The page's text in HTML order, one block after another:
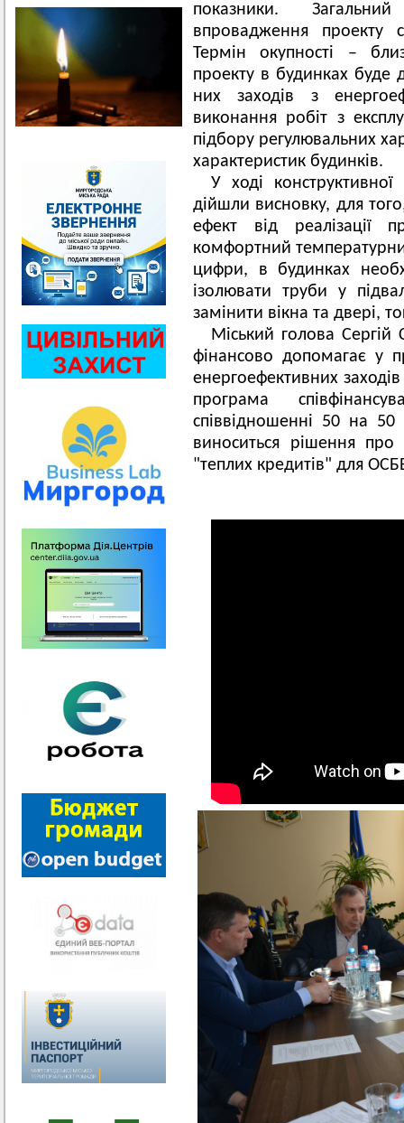
показники.
впровадження проекту
Термін окупності –
проекту в будинках буде
них заходів з
виконання робіт з
підбору регулювальних
характеристик будинків.
У ході
дійшли висновку, для
ефект від реалізації
комфортний
цифри, в будинках
ізолювати труби у
замінити вікна та двері,
Міський голова
фінансово допомагає у
енергоефективних
програма
співвідношенні 50 на
виноситься рішення про
"теплих кредитів" для